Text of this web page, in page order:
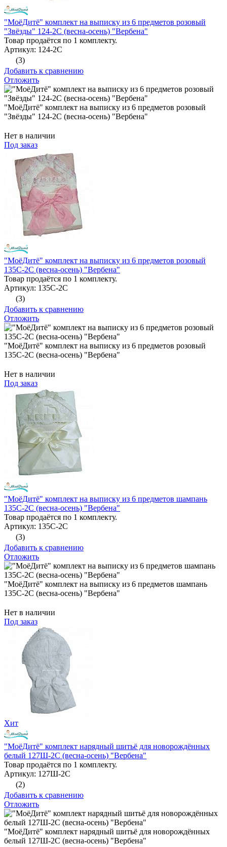
"МоёДитё" комплект на выписку из 6 предметов розовый
"Звёзды" 124-2С (весна-осень) "Вербена"
Товар продаётся по 1 комплекту.
Артикул: 124-2С
(3)
Добавить к сравнению
Отложить
"МоёДитё" комплект на выписку из 6 предметов розовый
"Звёзды" 124-2С (весна-осень) "Вербена"
Нет в наличии
Под заказ
"МоёДитё" комплект на выписку из 6 предметов розовый
135С-2С (весна-осень) "Вербена"
Товар продаётся по 1 комплекту.
Артикул: 135С-2С
(3)
Добавить к сравнению
Отложить
"МоёДитё" комплект на выписку из 6 предметов розовый
135С-2С (весна-осень) "Вербена"
Нет в наличии
Под заказ
"МоёДитё" комплект на выписку из 6 предметов шампань
135С-2С (весна-осень) "Вербена"
Товар продаётся по 1 комплекту.
Артикул: 135С-2С
(3)
Добавить к сравнению
Отложить
"МоёДитё" комплект на выписку из 6 предметов шампань
135С-2С (весна-осень) "Вербена"
Нет в наличии
Под заказ
Хит
"МоёДитё" комплект нарядный шитьё для новорождённых
белый 127Ш-2С (весна-осень) "Вербена"
Товар продаётся по 1 комплекту.
Артикул: 127Ш-2С
(2)
Добавить к сравнению
Отложить
"МоёДитё" комплект нарядный шитьё для новорождённых
белый 127Ш-2С (весна-осень) "Вербена"